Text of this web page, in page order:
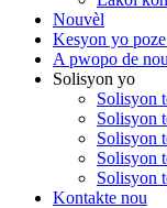
Nouvèl
Kesyon yo
A pwopo de nou
Solisyon yo
Solisyon
Solisyon
Solisyon
Solisyon
Solisyon
Kontakte nou